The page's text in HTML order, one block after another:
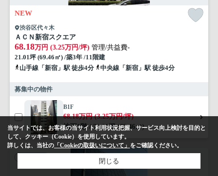
NEW
渋谷区代々木
ＡＣＮ新宿スクエア
68.18万円 (3.25万円/坪) 管理/共益費-
21.01坪 (69.46㎡) /築3年 /11階建
山手線「新宿」駅 徒歩4分
中央線「新宿」駅 徒歩4分
募集中の物件
B1F
68.18万円 (3.25万円/坪)
地下1階 / 21.01坪 (69.46㎡)
当サイトでは、お客様の当サイト利用状況把握、サービス向上検討を目的と
して、クッキー（Cookie）を使用しています。
詳しくは、当社の 「Cookieの取扱いについて」 をご確認ください。
閉じる